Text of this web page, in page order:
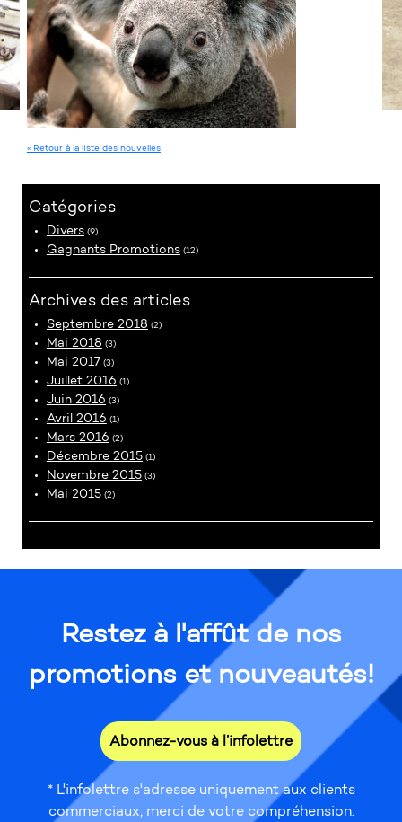
« Retour à la liste des nouvelles
Catégories
Divers(9)
Gagnants Promotions(12)
Archives des articles
Septembre 2018 (2)
Mai 2018 (3)
Mai 2017 (3)
Juillet 2016 (1)
Juin 2016 (3)
Avril 2016 (1)
Mars 2016 (2)
Décembre 2015(1)
Novembre 2015(3)
Mai 2015(2)
Restez à l'affût de nos
promotions et nouveautés!
Abonnez-vous à l’infolettre
* L'infolettre s'adresse uniquement aux clients
commerciaux, merci de votre compréhension.